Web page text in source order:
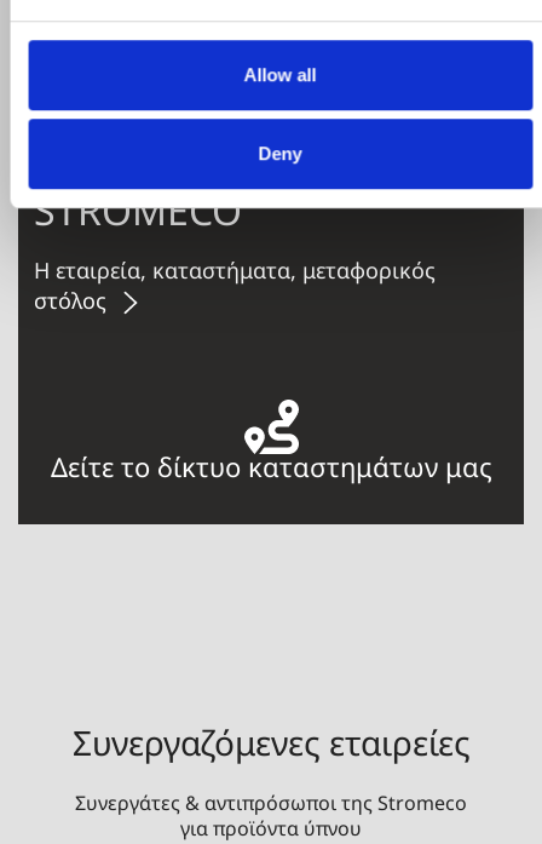
Allow all
Deny
προσφορά και επωφεληθείτε για τις αγορές
STROMECO
Η εταιρεία, καταστήματα, μεταφορικός
στόλος
Δείτε το δίκτυο καταστημάτων μας
Συνεργαζόμενες εταιρείες
Συνεργάτες & αντιπρόσωποι της Stromeco
για προϊόντα ύπνου